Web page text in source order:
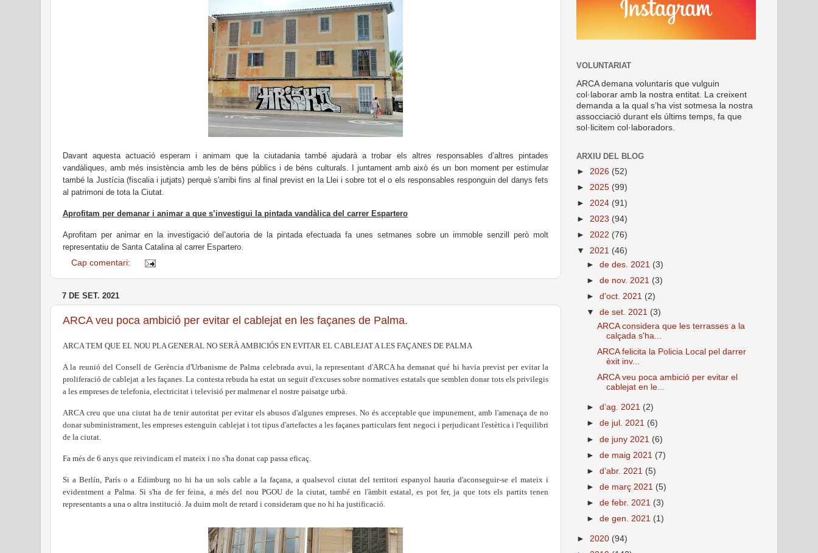
Davant aquesta actuació esperam i animam que la ciutadania també ajudarà a trobar els altres responsables d’altres pintades
vandàliques, amb més insistència amb les de béns públics i de béns culturals. I juntament amb això és un bon moment per estimular
també la Justícia (fiscalia i jutjats) perquè s'arribi fins al final previst en la Llei i sobre tot el o els responsables responguin del danys fets
al patrimoni de tota la Ciutat.
Aprofitam per demanar i animar a que s’investigui la pintada vandàlica del carrer Espartero
Aprofitam per animar en la investigació del’autoria de la pintada efectuada fa unes setmanes sobre un immoble senzill però molt
representatiu de Santa Catalina al carrer Espartero.
Cap comentari:
7 DE SET. 2021
ARCA veu poca ambició per evitar el cablejat en les façanes de Palma.
ARCA TEM QUE EL NOU PLA GENERAL NO SERÀ AMBICIÓS EN EVITAR EL CABLEJAT A LES FAÇANES DE PALMA
A la reunió del Consell de Gerència d'Urbanisme de Palma celebrada avui, la representant d'ARCA ha demanat qué hi havia previst per evitar la
proliferació de cablejat a les façanes. La contesta rebuda ha estat un seguit d'excuses sobre normatives estatals que semblen donar tots els privilegis
a les empreses de telefonia, electricitat i televisió per malmenar el nostre paisatge urbà.
ARCA creu que una ciutat ha de tenir autoritat per evitar els abusos d'algunes empreses. No és acceptable que impunement, amb l'amenaça de no
donar subministrament, les empreses estenguin cablejat i tot tipus d'artefactes a les façanes particulars fent negoci i perjudicant l'estètica i l'equilibri
de la ciutat.
Fa més de 6 anys que reivindicam el mateix i no s'ha donat cap passa eficaç.
Si a Berlín, París o a Edimburg no hi ha un sols cable a la façana, a qualsevol ciutat del territori espanyol hauria d'aconseguir-se el mateix i
evidentment a Palma. Si s'ha de fer feina, a més del nou PGOU de la ciutat, també en l'àmbit estatal, es pot fer, ja que tots els partits tenen
representants a una o altra institució. Ja duim molt de retard i consideram que no hi ha justificació.
VOLUNTARIAT
ARCA demana voluntaris que vulguin
col·laborar amb la nostra entitat. La creixent
demanda a la qual s’ha vist sotmesa la nostra
assocciació durant els últims temps, fa que
sol·licitem col·laboradors.
ARXIU DEL BLOG
► 2026 (52)
► 2025 (99)
► 2024 (91)
► 2023 (94)
► 2022 (76)
▼ 2021 (46)
►de des. 2021 (3)
►de nov. 2021 (3)
►d’oct. 2021 (2)
▼de set. 2021 (3)
ARCA considera que les terrasses a la
calçada s'ha...
ARCA felicita la Policia Local pel darrer
èxit inv...
ARCA veu poca ambició per evitar el
cablejat en le...
►d’ag. 2021 (2)
►de jul. 2021 (6)
►de juny 2021 (6)
►de maig 2021 (7)
►d’abr. 2021 (5)
►de març 2021 (5)
►de febr. 2021 (3)
►de gen. 2021 (1)
► 2020 (94)